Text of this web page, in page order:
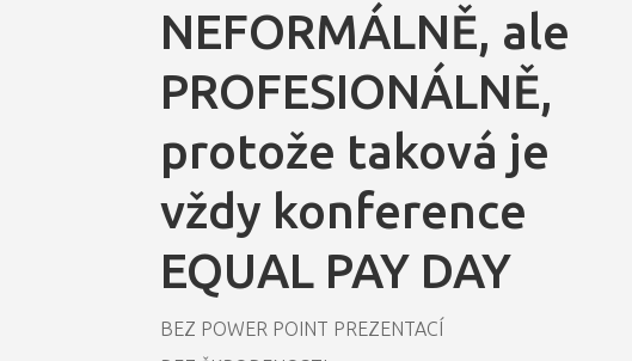
NEFORMÁLNĚ, ale
PROFESIONÁLNĚ,
protože taková je
vždy konference
EQUAL PAY DAY
BEZ POWER POINT PREZENTACÍ